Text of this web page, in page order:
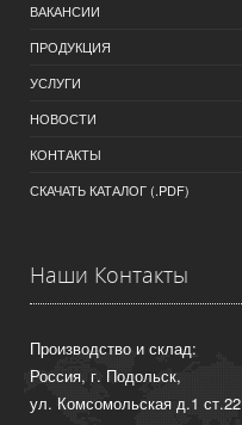
ВАКАНСИИ
ПРОДУКЦИЯ
УСЛУГИ
НОВОСТИ
КОНТАКТЫ
СКАЧАТЬ КАТАЛОГ (.PDF)
Наши Контакты
Производство и склад:
Россия, г. Подольск,
ул. Комсомольская д.1 ст.22